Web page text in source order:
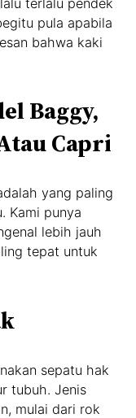
pula apabila
bahwa kaki
Baggy,
Capri
yang paling
Kami punya
lebih jauh
tepat untuk
sepatu hak
tubuh. Jenis
mulai dari rok